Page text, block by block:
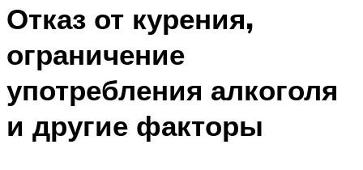
Отказ от курения,
ограничение
употребления алкоголя
и другие факторы